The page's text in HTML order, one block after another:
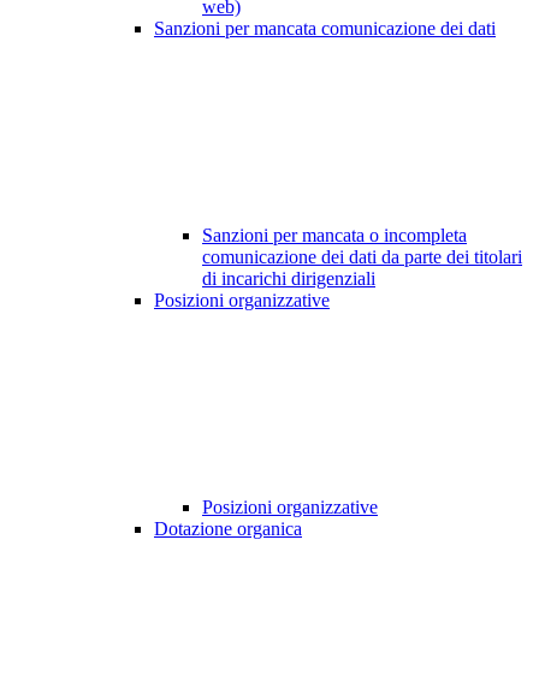
web)
Sanzioni per mancata comunicazione dei dati
Sanzioni per mancata o incompleta
comunicazione dei dati da parte dei titolari
di incarichi dirigenziali
Posizioni organizzative
Posizioni organizzative
Dotazione organica